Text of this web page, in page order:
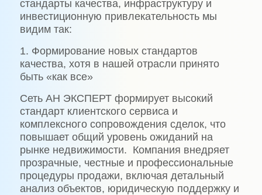
стандарты качества, инфраструктуру и
инвестиционную привлекательность мы
видим так:
1. Формирование новых стандартов
качества, хотя в нашей отрасли принято
быть «как все»
Сеть АН ЭКСПЕРТ формирует высокий
стандарт клиентского сервиса и
комплексного сопровождения сделок, что
повышает общий уровень ожиданий на
рынке недвижимости. Компания внедряет
прозрачные, честные и профессиональные
процедуры продажи, включая детальный
анализ объектов, юридическую поддержку и